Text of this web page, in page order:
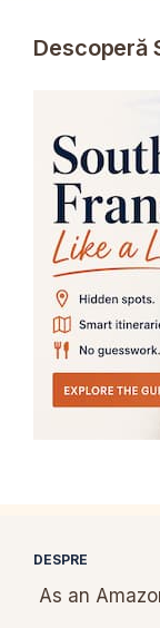
Descoperă
DESPRE
As an